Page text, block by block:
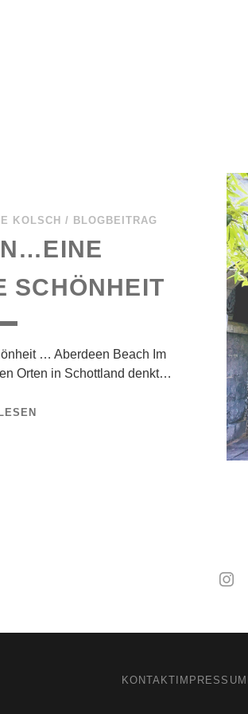
KOLSCH / BLOGBEITRAG
SCHÖNHEIT
… Aberdeen Beach Im
Orten in Schottland denkt…
KONTAKT IMPRESSUM